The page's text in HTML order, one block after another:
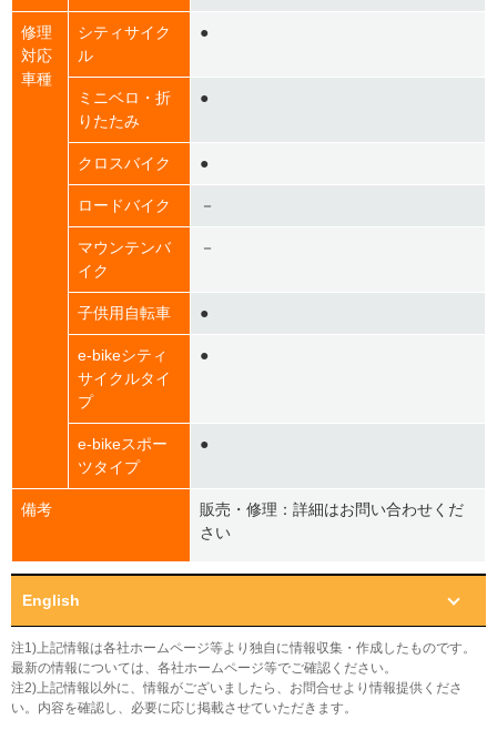
修理
対応
車種
シティサイク
ル
●
ミニベロ・折
りたたみ
●
クロスバイク ●
ロードバイク －
マウンテンバ
イク
－
子供用自転車 ●
e-bikeシティ
サイクルタイ
プ
●
e-bikeスポー
ツタイプ
●
備考
販売・修理：詳細はお問い合わせくだ
さい
English
注1)上記情報は各社ホームページ等より独自に情報収集・作成したものです。
最新の情報については、各社ホームページ等でご確認ください。
注2)上記情報以外に、情報がございましたら、お問合せより情報提供くださ
い。内容を確認し、必要に応じ掲載させていただきます。